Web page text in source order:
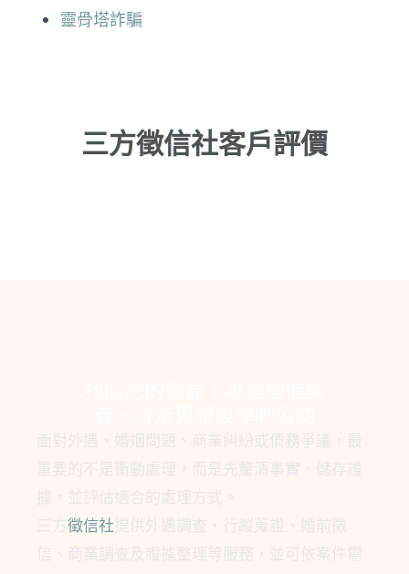
靈骨塔詐騙
三方徵信社客戶評價
面對外遇、婚姻問題、商業糾紛或債務爭議，最
重要的不是衝動處理，而是先釐清事實、儲存證
據，並評估適合的處理方式。
三方徵信社提供外遇調查、行蹤蒐證、婚前徵
信、商業調查及證據整理等服務，並可依案件需